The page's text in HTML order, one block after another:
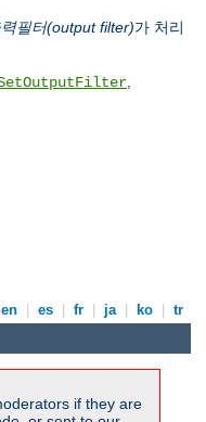
력필터(output filter)가 처리
en | es | fr | ja | ko | tr
if they are